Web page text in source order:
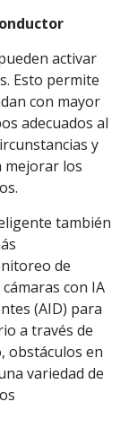
activar
Esto permite
con mayor
adecuados al
y
mejorar los
también
de
con IA
(AID) para
a través de
obstáculos en
variedad de